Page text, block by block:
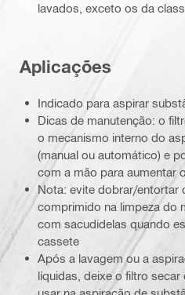
lavados, exceto os da
Aplicações
Indicado para aspirar
Dicas de manutenção: o
o mecanismo interno do
(manual ou automático) e
com a mão para aumentar
Nota: evite dobrar/entortar
comprimido na limpeza do
com sacudidelas quando
cassete
Após a lavagem ou a
líquidas, deixe o filtro